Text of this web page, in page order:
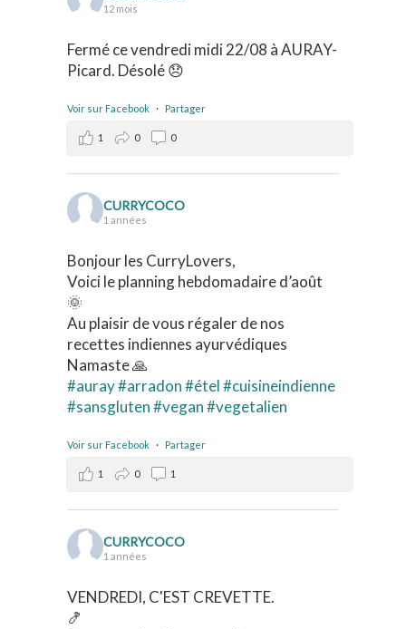
12 mois
Fermé ce vendredi midi 22/08 à AURAY-
Picard. Désolé 😞
Voir sur Facebook · Partager
1 0 0
CURRYCOCO
1 années
Bonjour les CurryLovers,
Voici le planning hebdomadaire d’août
🌞
Au plaisir de vous régaler de nos
recettes indiennes ayurvédiques
Namaste 🙏
#auray#arradon#étel#cuisineindienne
#sansgluten#vegan#vegetalien
Voir sur Facebook · Partager
1 0 1
CURRYCOCO
1 années
VENDREDI, C'EST CREVETTE.
🍤